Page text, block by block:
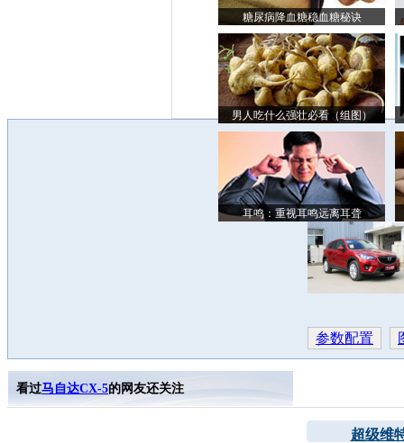
糖尿病降血糖稳血糖秘诀
男人吃什么强壮必看（组图）
耳鸣：重视耳鸣远离耳聋
参数配置
看过马自达CX-5的网友还关注
超级维